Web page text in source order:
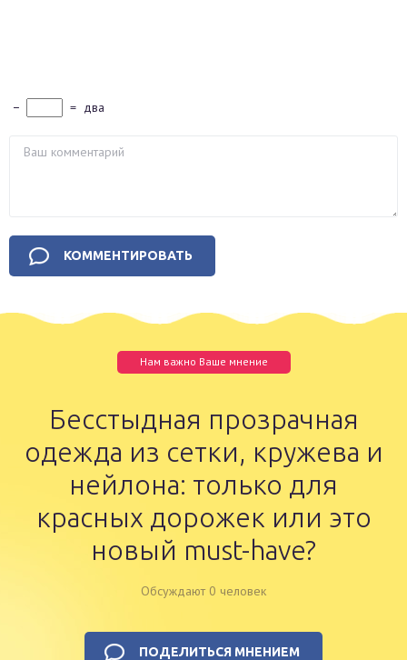
− = два
Нам важно Ваше мнение
Бесстыдная прозрачная
одежда из сетки, кружева и
нейлона: только для
красных дорожек или это
новый must-have?
Обсуждают 0 человек
ПОДЕЛИТЬСЯ МНЕНИЕМ